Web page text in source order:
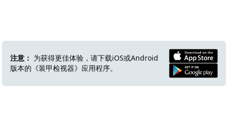
注意： 为获得更佳体验，请下载iOS或Android
版本的《装甲检视器》应用程序。